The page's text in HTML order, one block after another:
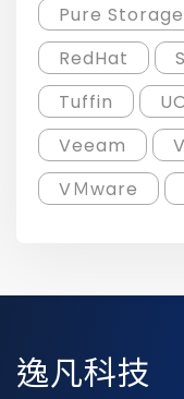
Pure Storage
RedHat
Tuffin
Veeam
VＭware
逸凡科技